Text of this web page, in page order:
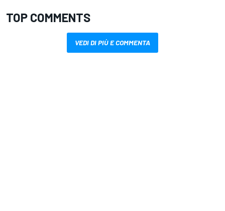
TOP COMMENTS
VEDI DI PIÙ E COMMENTA